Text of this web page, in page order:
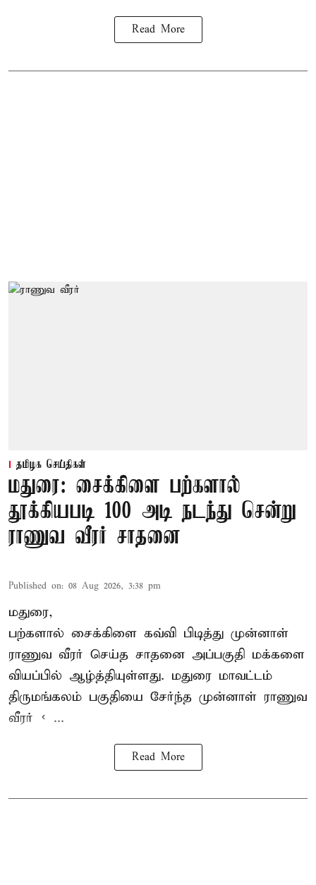
Read More
தமிழக செய்திகள்
மதுரை: சைக்கிளை பற்களால்
தூக்கியபடி 100 அடி நடந்து சென்று
ராணுவ வீரர் சாதனை
Published on: 08 Aug 2026, 3:38 pm
மதுரை,
பற்களால் சைக்கிளை கவ்வி பிடித்து முன்னாள்
ராணுவ வீரர் செய்த சாதனை அப்பகுதி மக்களை
வியப்பில் ஆழ்த்தியுள்ளது. மதுரை மாவட்டம்
திருமங்கலம் பகுதியை சேர்ந்த முன்னாள் ராணுவ
வீரர் < ...
Read More